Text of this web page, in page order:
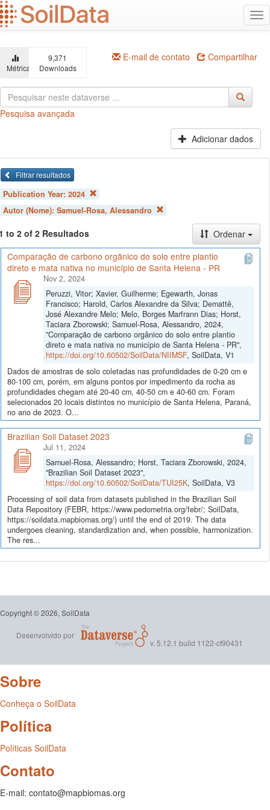
Ir
para
o
principal
Métricas
9,371
Downloads
E-mail de contato Compartilhar
Pesquisa avançada
Adicionar dados
Filtrar resultados
Publication Year: 2024
Autor (Nome): Samuel-Rosa, Alessandro
to 2 of 2 Resultados
Ordenar
Comparação de carbono orgânico do solo entre plantio
direto e mata nativa no município de Santa Helena - PR
Nov 2, 2024
Peruzzi, Vitor; Xavier, Guilherme; Egewarth, Jonas
Francisco; Harold, Carlos Alexandre da Silva; Demattê,
José Alexandre Melo; Melo, Borges Marfrann Dias; Horst,
Taciara Zborowski; Samuel-Rosa, Alessandro, 2024,
"Comparação de carbono orgânico do solo entre plantio
direto e mata nativa no município de Santa Helena - PR",
https://doi.org/10.60502/SoilData/NIIMSF, SoilData, V1
Dados de amostras de solo coletadas nas profundidades de 0-20 cm e
80-100 cm, porém, em alguns pontos por impedimento da rocha as
profundidades chegam até 20-40 cm, 40-50 cm e 40-60 cm. Foram
selecionados 20 locais distintos no município de Santa Helena, Paraná,
no ano de 2023. O...
Brazilian Soil Dataset 2023
Jul 11, 2024
Samuel-Rosa, Alessandro; Horst, Taciara Zborowski, 2024,
"Brazilian Soil Dataset 2023",
https://doi.org/10.60502/SoilData/TUI25K, SoilData, V3
Processing of soil data from datasets published in the Brazilian Soil
Data Repository (FEBR, https://www.pedometria.org/febr/; SoilData,
https://soildata.mapbiomas.org/) until the end of 2019. The data
undergoes cleaning, standardization and, when possible, harmonization.
The res...
Copyright © 2026, SoilData
Desenvolvido por
v. 5.12.1 build 1122-cf90431
Sobre
Conheça o SoilData
Política
Políticas SoilData
Contato
E-mail: contato@mapbiomas.org